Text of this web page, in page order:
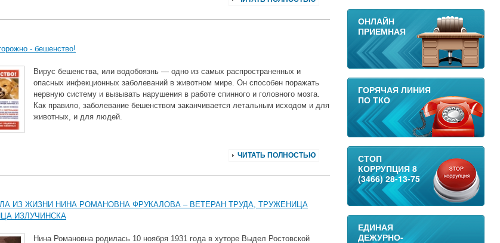
- бешенство!
Вирус бешенства, или водобоязнь — одно из самых распространенных и
опасных инфекционных заболеваний в животном мире. Он способен поражать
нервную систему и вызывать нарушения в работе спинного и головного мозга.
Как правило, заболевание бешенством заканчивается летальным исходом и для
животных, и для людей.
ЧИТАТЬ ПОЛНОСТЬЮ
ИЗ ЖИЗНИ НИНА РОМАНОВНА ФРУКАЛОВА – ВЕТЕРАН ТРУДА, ТРУЖЕНИЦА
ИЗЛУЧИНСКА
Нина Романовна родилась 10 ноября 1931 года в хуторе Выдел Ростовской
11
ОНЛАЙН
ПРИЕМНАЯ
ГОРЯЧАЯ ЛИНИЯ
ПО ТКО
СТОП
КОРРУПЦИЯ 8
(3466) 28-13-75
ЕДИНАЯ
ДЕЖУРНО-